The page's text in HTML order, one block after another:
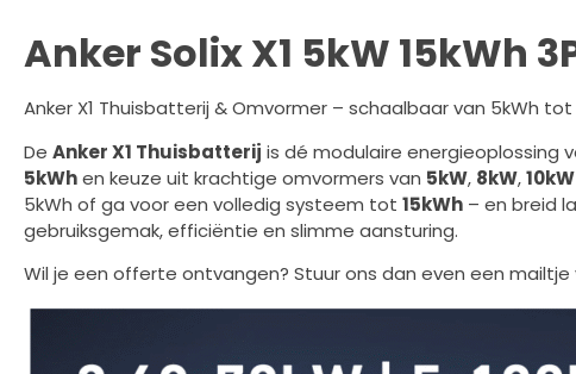
Anker Solix X1 5kW 15kWh
Anker X1 Thuisbatterij & Omvormer – schaalbaar van 5kWh tot
De Anker X1 Thuisbatterij is dé modulaire energieoplossing
5kWhen keuze uit krachtige omvormers van 5kW, 8kW,10kW
5kWh of ga voor een volledig systeem tot 15kWh – en breid
gebruiksgemak, efficiëntie en slimme aansturing.
Wil je een offerte ontvangen? Stuur ons dan even een mailtje